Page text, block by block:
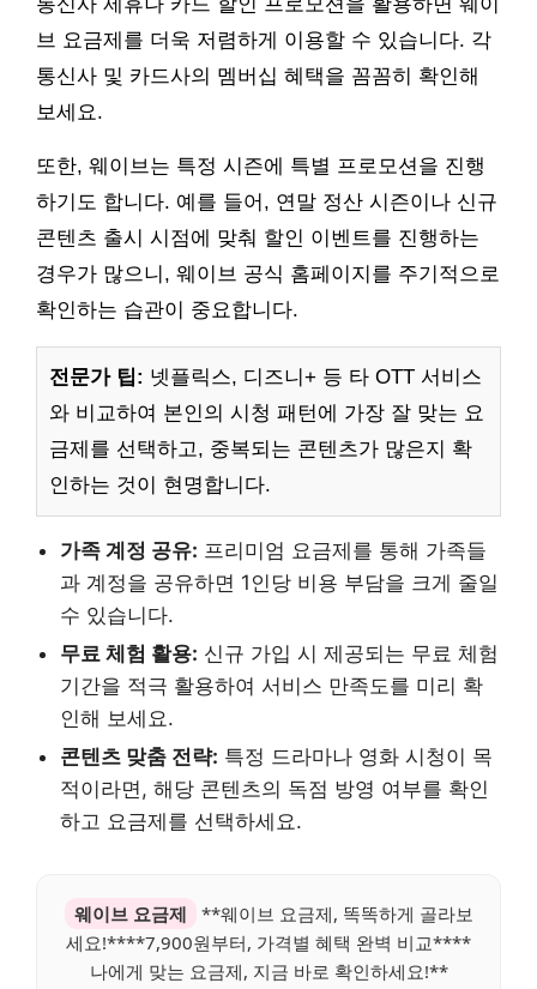
통신사 제휴나 카드 할인 프로모션을 활용하면 웨이
브 요금제를 더욱 저렴하게 이용할 수 있습니다. 각
통신사 및 카드사의 멤버십 혜택을 꼼꼼히 확인해
보세요.
또한, 웨이브는 특정 시즌에 특별 프로모션을 진행
하기도 합니다. 예를 들어, 연말 정산 시즌이나 신규
콘텐츠 출시 시점에 맞춰 할인 이벤트를 진행하는
경우가 많으니, 웨이브 공식 홈페이지를 주기적으로
확인하는 습관이 중요합니다.
전문가 팁: 넷플릭스, 디즈니+ 등 타 OTT 서비스
와 비교하여 본인의 시청 패턴에 가장 잘 맞는 요
금제를 선택하고, 중복되는 콘텐츠가 많은지 확
인하는 것이 현명합니다.
가족 계정 공유: 프리미엄 요금제를 통해 가족들
과 계정을 공유하면 1인당 비용 부담을 크게 줄일
수 있습니다.
무료 체험 활용: 신규 가입 시 제공되는 무료 체험
기간을 적극 활용하여 서비스 만족도를 미리 확
인해 보세요.
콘텐츠 맞춤 전략: 특정 드라마나 영화 시청이 목
적이라면, 해당 콘텐츠의 독점 방영 여부를 확인
하고 요금제를 선택하세요.
웨이브 요금제
**웨이브 요금제, 똑똑하게 골라보
세요!****7,900원부터, 가격별 혜택 완벽 비교****
나에게 맞는 요금제, 지금 바로 확인하세요!**